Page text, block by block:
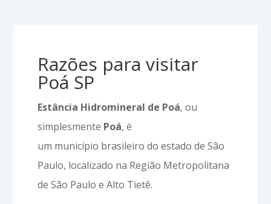
Razões para visitar
Poá SP
Estância Hidromineral de Poá, ou
simplesmente Poá, é
um município brasileiro do estado de São
Paulo, localizado na Região Metropolitana
de São Paulo e Alto Tietê.